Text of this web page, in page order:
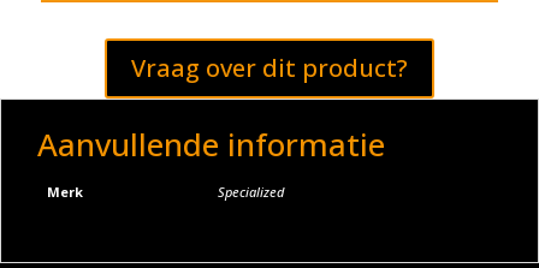
Vraag over dit product?
Aanvullende informatie
Merk Specialized